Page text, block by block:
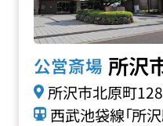
公営斎場 所沢
所沢市北原町
西武池袋線「所